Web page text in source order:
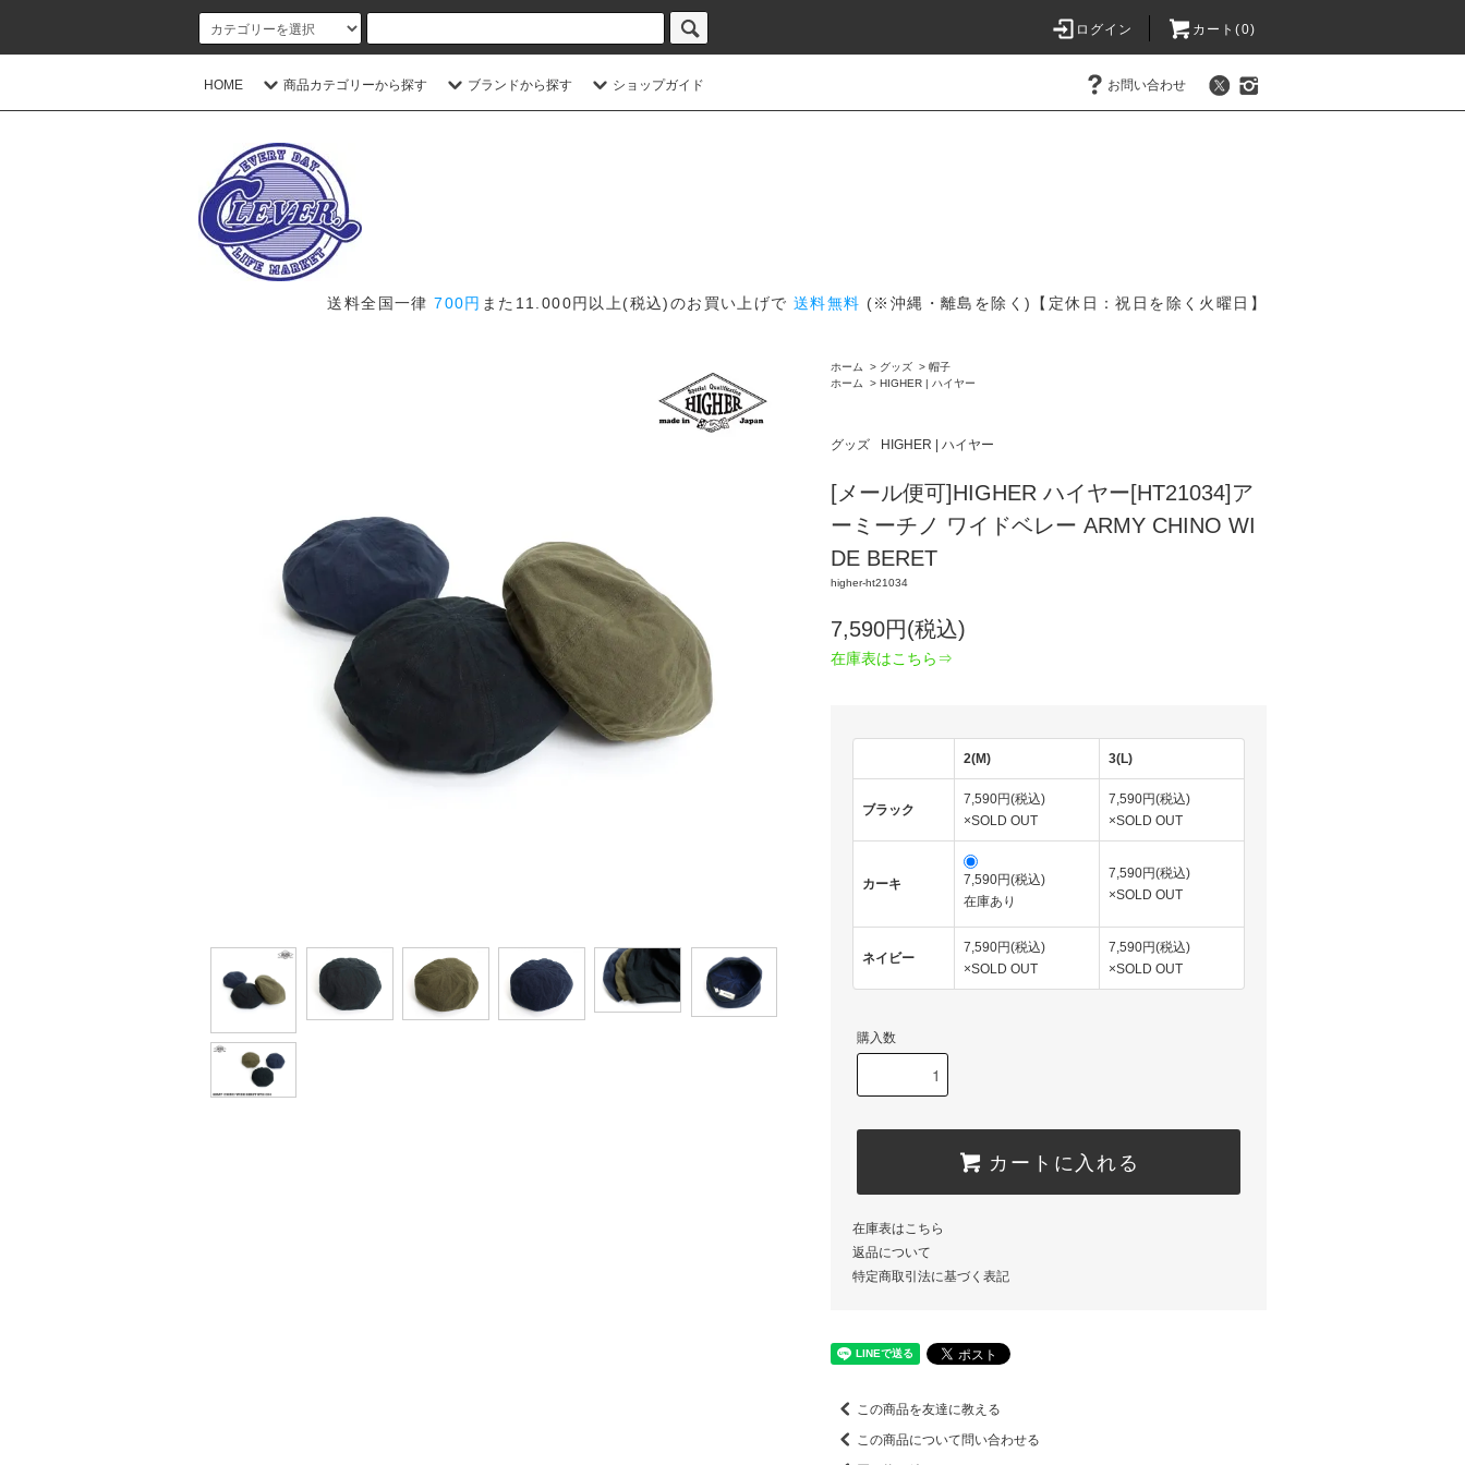
ログイン カート(0)
HOME 商品カテゴリーから探す ブランドから探す ショップガイド お問い合わせ
送料全国一律700円 また11.000円以上(税込)のお買い上げで 送料無料 (※沖縄・離島を除く)【定休日：祝日を除く火曜日】
ホーム > グッズ > 帽子
ホーム
> HIGHER | ハイヤー
グッズ HIGHER | ハイヤー
[メール便可]HIGHER ハイヤー[HT21034]ア
ーミーチノ ワイドベレー ARMY CHINO WI
DE BERET
higher-ht21034
7,590円(税込)
在庫表はこちら⇒
2(M) 3(L)
ブラック
7,590円(税込)
×SOLD OUT
7,590円(税込)
×SOLD OUT
カーキ
7,590円(税込)
在庫あり
7,590円(税込)
×SOLD OUT
ネイビー
7,590円(税込)
×SOLD OUT
7,590円(税込)
×SOLD OUT
購入数
カートに入れる
在庫表はこちら
返品について
特定商取引法に基づく表記
この商品を友達に教える
この商品について問い合わせる